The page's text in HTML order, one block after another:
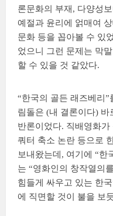
론문화의 부재, 다양성
예절과 윤리에 얽매여
문화 등을 꼽아볼 수 있
었으니 그런 문제는 막
할 수 있을 것 같았다.
“한국의 골든 래즈베리
림돌은 (내 결론이다) 바
반론이었다. 직배영화
쿼터 축소 논란 등으로
보내왔는데, 여기에 “한
는 “영화인의 창작열의
힘들게 싸우고 있는 한
에 직면할 것이 불을 보